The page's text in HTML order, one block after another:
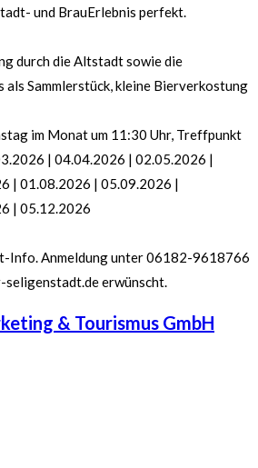
und BrauErlebnis perfekt.
durch die Altstadt sowie die
als Sammlerstück, kleine Bierverkostung
im Monat um 11:30 Uhr, Treffpunkt
| 04.04.2026 | 02.05.2026 |
| 01.08.2026 | 05.09.2026 |
| 05.12.2026
Info. Anmeldung unter 06182-9618766
erwünscht.
& Tourismus GmbH